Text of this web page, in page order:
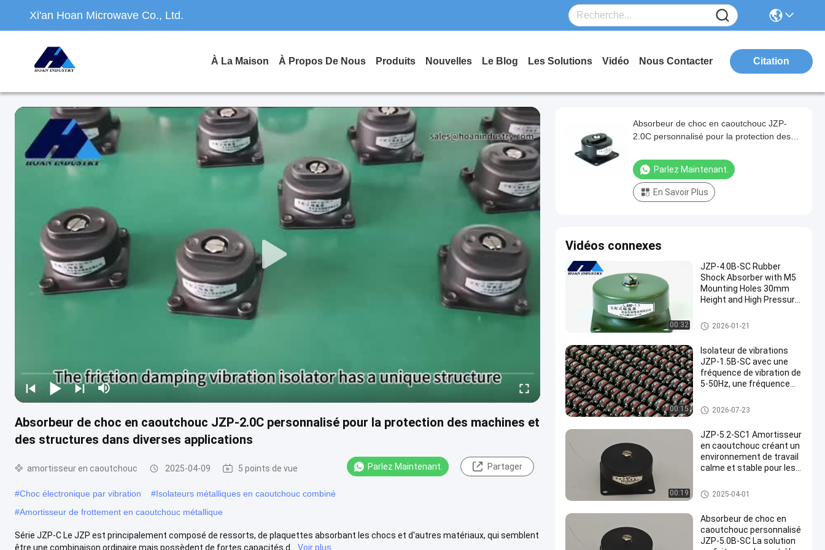
Xi'an Hoan Microwave Co., Ltd.
À La Maison À Propos De Nous Produits Nouvelles Le Blog Les Solutions Vidéo Nous Contacter Citation
Absorbeur de choc en caoutchouc JZP-2.0C personnalisé pour la protection des machines et
des structures dans diverses applications
amortisseur en caoutchouc 2025-04-09 5 points de vue Parlez Maintenant. Partager
#Choc électronique par vibration #Isolateurs métalliques en caoutchouc combiné
#Amortisseur de frottement en caoutchouc métallique
Série JZP-C Le JZP est principalement composé de ressorts, de plaquettes absorbant les chocs et d'autres matériaux, qui semblent
être une combinaison ordinaire mais possèdent de fortes capacités d...
Voir plus
Absorbeur de choc en caoutchouc JZP-
2.0C personnalisé pour la protection des
applications
Parlez Maintenant.
En Savoir Plus
Vidéos connexes
00:32
JZP-4.0B-SC Rubber
Shock Absorber with M5
Mounting Holes 30mm
Height and High Pressure
Isolation
amortisseur en caoutchouc
2026-01-21
00:15
Isolateur de vibrations
JZP-1.5B-SC avec une
fréquence de vibration de
5-50Hz, une fréquence
capacité de charge
maximale de 1,5 kg
amortisseur en caoutchouc
2026-07-23
00:19
JZP-5.2-SC1 Amortisseur
en caoutchouc créant un
environnement de travail
calme et stable pour les
amortisseur en caoutchouc
2025-04-01
Absorbeur de choc en
caoutchouc personnalisé
JZP-5.0B-SC La solution